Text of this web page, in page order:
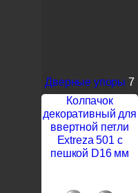
Дверные упоры 7
Колпачок
декоративный для
ввертной петли
Extreza 501 с
пешкой D16 мм